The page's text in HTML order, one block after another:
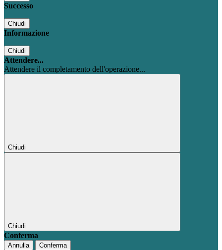
Successo
Chiudi
Informazione
Chiudi
Attendere...
Attendere il completamento dell'operazione...
Chiudi
Chiudi
Conferma
Annulla Conferma